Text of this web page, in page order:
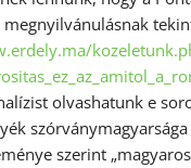
olvashatunk e
szerint